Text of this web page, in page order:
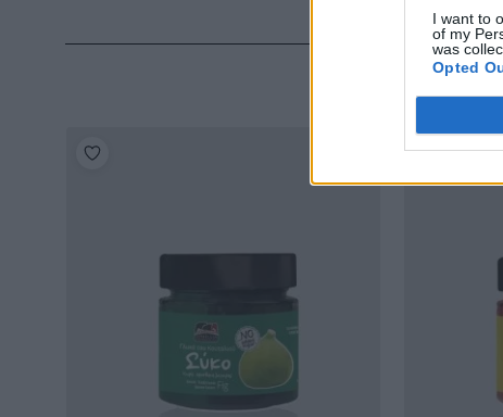
I want to
of my
was
Opted